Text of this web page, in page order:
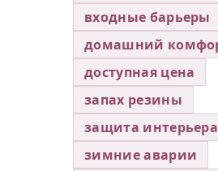
входные барьеры
домашний
доступная цена
запах резины
защита интерьера
зимние аварии